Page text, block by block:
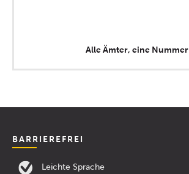
Alle Ämter, eine Nummer
BARRIEREFREI
Leichte Sprache